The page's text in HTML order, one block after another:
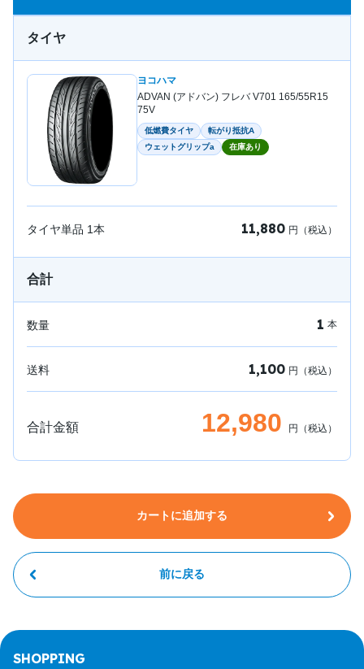
タイヤ
ヨコハマ
ADVAN (アドバン) フレバ V701 165/55R15
75V
低燃費タイヤ
転がり抵抗A
ウェットグリップa
在庫あり
タイヤ単品 1本 11,880 円（税込）
合計
数量 1 本
送料 1,100 円（税込）
合計金額 12,980 円（税込）
カートに追加する
前に戻る
SHOPPING